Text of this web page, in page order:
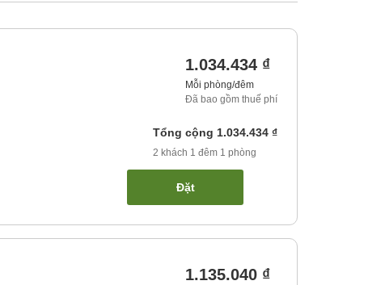
1.034.434 ₫
Mỗi phòng/đêm
Đã bao gồm thuế phí
Tổng cộng 1.034.434 ₫
2 khách 1 đêm 1 phòng
Đặt
1.135.040 ₫